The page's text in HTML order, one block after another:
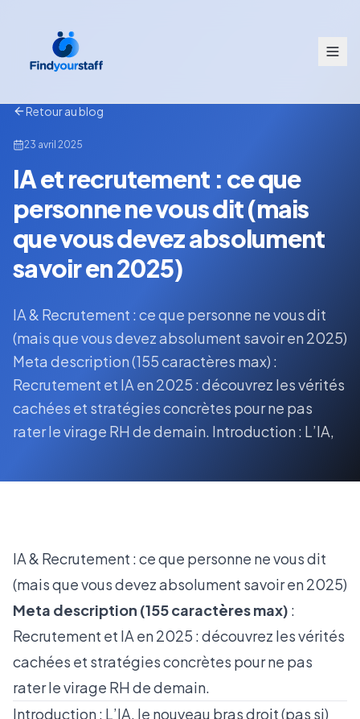
Retour au blog
23 avril 2025
IA et recrutement : ce que
personne ne vous dit (mais
que vous devez absolument
savoir en 2025)
IA & Recrutement : ce que personne ne vous dit
(mais que vous devez absolument savoir en 2025)
Meta description (155 caractères max) :
Recrutement et IA en 2025 : découvrez les vérités
cachées et stratégies concrètes pour ne pas
rater le virage RH de demain. Introduction : L’IA,
IA & Recrutement : ce que personne ne vous dit
(mais que vous devez absolument savoir en 2025)
Meta description (155 caractères max) :
Recrutement et IA en 2025 : découvrez les vérités
cachées et stratégies concrètes pour ne pas
rater le virage RH de demain.
Introduction : L’IA, le nouveau bras droit (pas si)